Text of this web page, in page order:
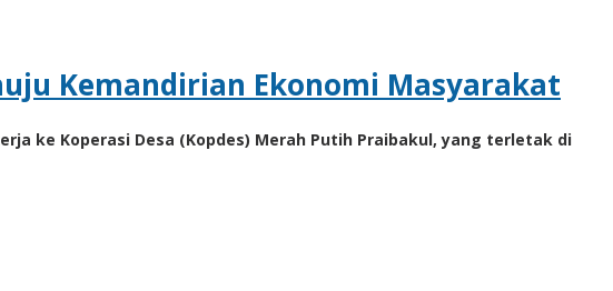
Kemandirian Ekonomi Masyarakat
ke Koperasi Desa (Kopdes) Merah Putih Praibakul, yang terletak di